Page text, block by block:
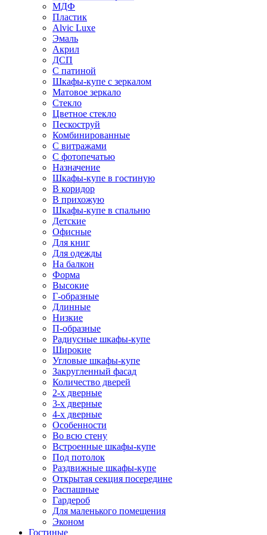
МДФ
Пластик
Alvic Luxe
Эмаль
Акрил
ДСП
С патиной
Шкафы-купе с зеркалом
Матовое зеркало
Стекло
Цветное стекло
Пескоструй
Комбинированные
С витражами
С фотопечатью
Назначение
Шкафы-купе в гостиную
В коридор
В прихожую
Шкафы-купе в спальню
Детские
Офисные
Для книг
Для одежды
На балкон
Форма
Высокие
Г-образные
Длинные
Низкие
П-образные
Радиусные шкафы-купе
Широкие
Угловые шкафы-купе
Закругленный фасад
Количество дверей
2-х дверные
3-х дверные
4-х дверные
Особенности
Во всю стену
Встроенные шкафы-купе
Под потолок
Раздвижные шкафы-купе
Открытая секция посередине
Распашные
Гардероб
Для маленького помещения
Эконом
Гостиные